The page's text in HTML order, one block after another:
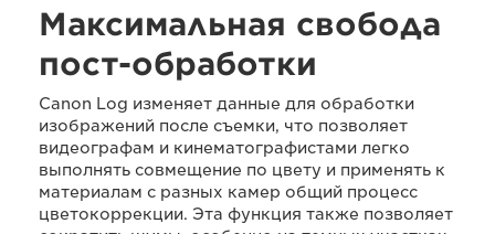
Максимальная свобода
пост-обработки
Canon Log изменяет данные для обработки
изображений после съемки, что позволяет
видеографам и кинематографистами легко
выполнять совмещение по цвету и применять к
материалам с разных камер общий процесс
цветокоррекции. Эта функция также позволяет